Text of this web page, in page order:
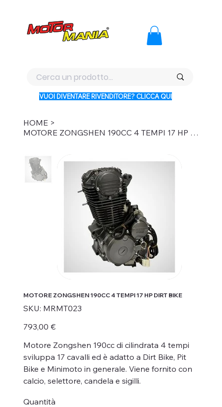
VUOI DIVENTARE RIVENDITORE? CLICCA QUI
HOME >
MOTORE ZONGSHEN 190CC 4 TEMPI 17 HP DIRT BIKE
MOTORE ZONGSHEN 190CC 4 TEMPI 17 HP DIRT BIKE
SKU: SKU
MRMT023
MRMT023
Prezzo
793,00 €
Motore Zongshen 190cc di cilindrata 4 tempi
sviluppa 17 cavalli ed è adatto a Dirt Bike, Pit
Bike e Minimoto in generale. Viene fornito con
calcio, selettore, candela e sigilli.
Quantità